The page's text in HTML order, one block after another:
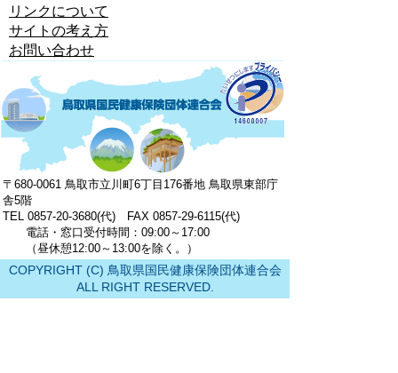
リンクについて
サイトの考え方
お問い合わせ
〒680-0061 鳥取市立川町6丁目176番地 鳥取県東部庁
舎5階
TEL 0857-20-3680(代) FAX 0857-29-6115(代)
電話・窓口受付時間：09:00～17:00
（昼休憩12:00～13:00を除く。）
COPYRIGHT (C) 鳥取県国民健康保険団体連合会
ALL RIGHT RESERVED.